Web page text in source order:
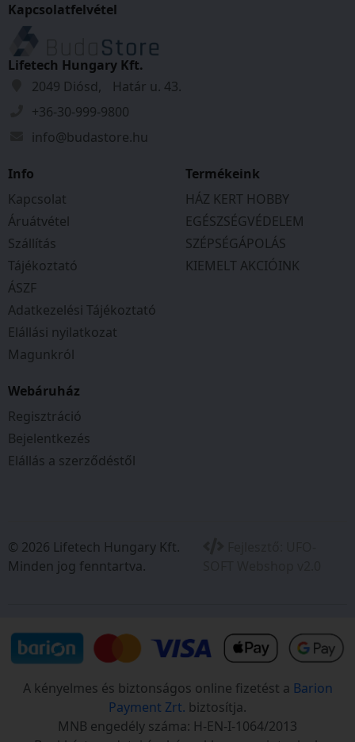
Kapcsolatfelvétel
Lifetech Hungary Kft.
2049 Diósd, Határ u. 43.
+36-30-999-9800
info@budastore.hu
Info
Kapcsolat
Áruátvétel
Szállítás
Tájékoztató
ÁSZF
Adatkezelési Tájékoztató
Elállási nyilatkozat
Magunkról
Termékeink
HÁZ KERT HOBBY
EGÉSZSÉGVÉDELEM
SZÉPSÉGÁPOLÁS
KIEMELT AKCIÓINK
Webáruház
Regisztráció
Bejelentkezés
Elállás a szerződéstől
© 2026 Lifetech Hungary Kft.
Minden jog fenntartva.
A kényelmes és biztonságos online fizetést a Barion
Payment Zrt. biztosítja.
MNB engedély száma: H-EN-I-1064/2013